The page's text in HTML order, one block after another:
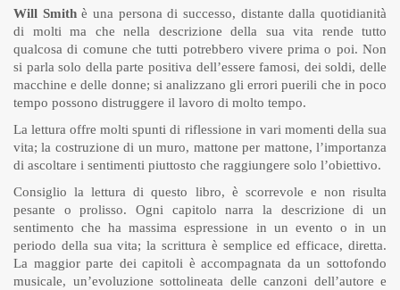
Will Smithè una persona di successo, distante dalla quotidianità
di molti ma che nella descrizione della sua vita rende tutto
qualcosa di comune che tutti potrebbero vivere prima o poi. Non
si parla solo della parte positiva dell’essere famosi, dei soldi, delle
macchine e delle donne; si analizzano gli errori puerili che in poco
tempo possono distruggere il lavoro di molto tempo.
La lettura offre molti spunti di riflessione in vari momenti della sua
vita; la costruzione di un muro, mattone per mattone, l’importanza
di ascoltare i sentimenti piuttosto che raggiungere solo l’obiettivo.
Consiglio la lettura di questo libro, è scorrevole e non risulta
pesante o prolisso. Ogni capitolo narra la descrizione di un
sentimento che ha massima espressione in un evento o in un
periodo della sua vita; la scrittura è semplice ed efficace, diretta.
La maggior parte dei capitoli è accompagnata da un sottofondo
musicale, un’evoluzione sottolineata delle canzoni dell’autore e